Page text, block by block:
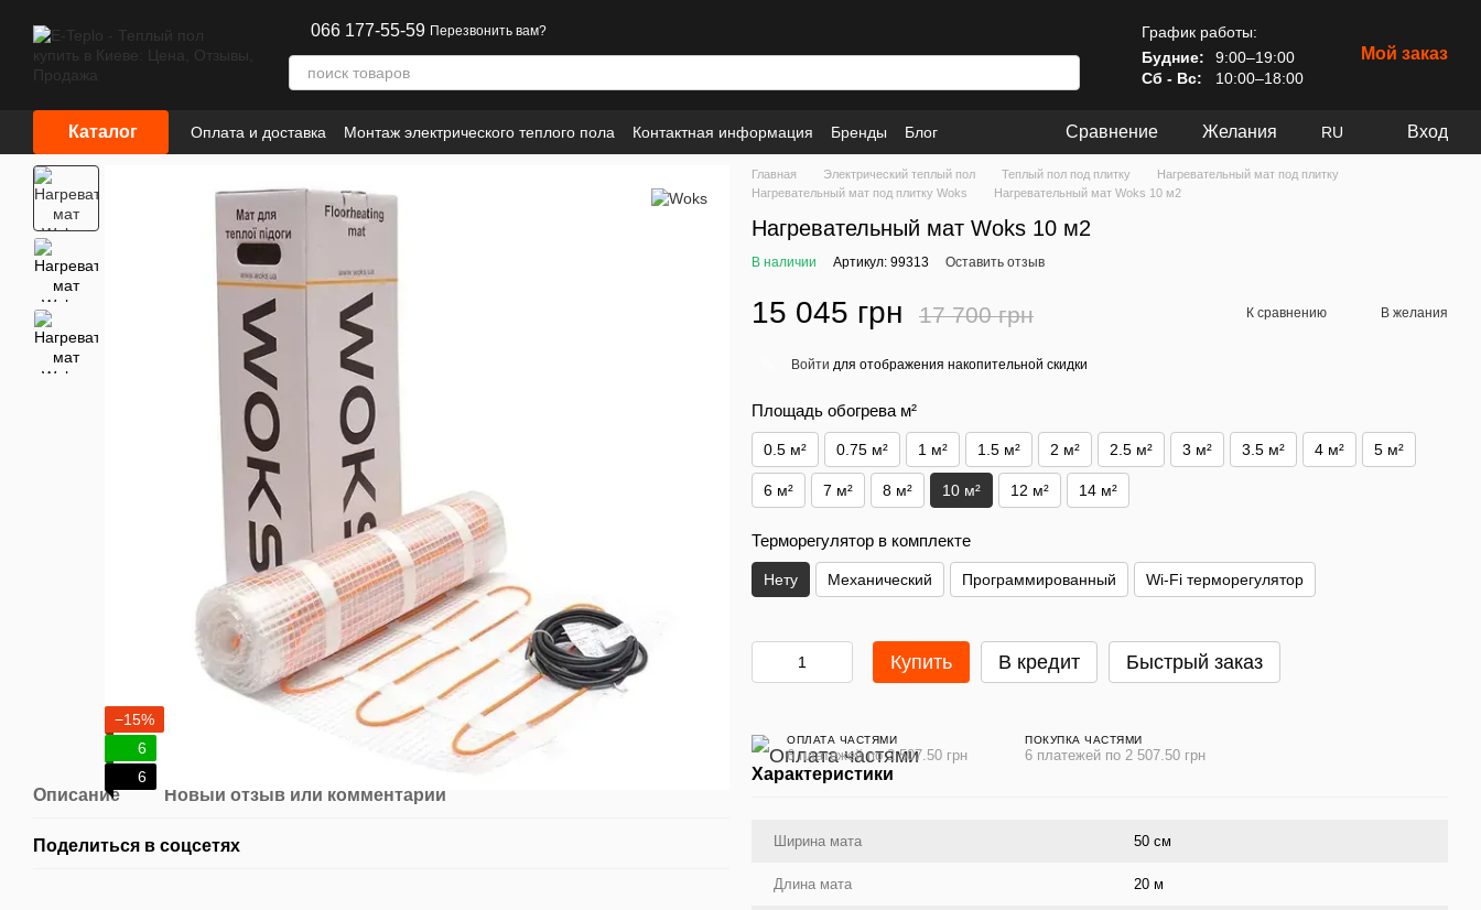
066 177-55-59 Перезвонить вам?
График работы:
Будние:
9:00–19:00
Сб - Вс:
10:00–18:00
Мой заказ
Каталог Оплата и доставка Монтаж электрического теплого пола Контактная информация Бренды
Блог
Сотрудничество
Информация
Сравнение Желания RU Вход
−15%
6
6
Описание Новый отзыв или комментарий
Поделиться в соцсетях
Главная Электрический теплый пол Теплый пол под плитку
Нагревательный мат под плитку
Нагревательный мат под плитку Woks
Нагревательный мат Woks 10 м2
Нагревательный мат Woks 10 м2
В наличии Артикул: 99313 Оставить отзыв
15 045 грн 17 700 грн К сравнению В желания
Войти для отображения накопительной скидки
Площадь обогрева м²
0.5 м² 0.75 м² 1 м² 1.5 м² 2 м² 2.5 м² 3 м² 3.5 м² 4 м² 5 м²
6 м² 7 м² 8 м² 10 м² 12 м² 14 м²
Терморегулятор в комплекте
Нету Механический Программированный Wi-Fi терморегулятор
Купить В кредит Быстрый заказ
ОПЛАТА ЧАСТЯМИ
6 платежей по 2 507.50 грн
ПОКУПКА ЧАСТЯМИ
6 платежей по 2 507.50 грн
Характеристики
Ширина мата 50 см
Длина мата 20 м